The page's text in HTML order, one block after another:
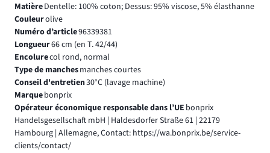
MatièreDentelle: 100% coton; Dessus: 95% viscose, 5% élasthanne
Couleurolive
Numéro d’article96339381
Longueur66 cm (en T. 42/44)
Encolurecol rond, normal
Type de manchesmanches courtes
Conseil d'entretien30°C (lavage machine)
Marquebonprix
Opérateur économique responsable dans l’UE bonprix
Handelsgesellschaft mbH | Haldesdorfer Straße 61 | 22179
Hambourg | Allemagne, Contact: https://wa.bonprix.be/service-
clients/contact/